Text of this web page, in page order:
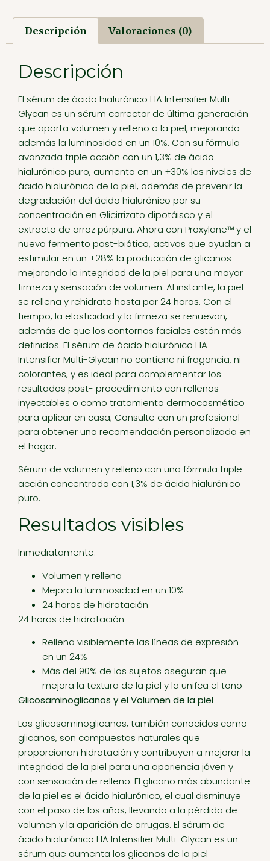
Descripción Valoraciones (0)
Descripción
El sérum de ácido hialurónico HA Intensifier Multi-
Glycan es un sérum corrector de última generación
que aporta volumen y relleno a la piel, mejorando
además la luminosidad en un 10%. Con su fórmula
avanzada triple acción con un 1,3% de ácido
hialurónico puro, aumenta en un +30% los niveles de
ácido hialurónico de la piel, además de prevenir la
degradación del ácido hialurónico por su
concentración en Glicirrizato dipotáisco y el
extracto de arroz púrpura. Ahora con Proxylane™ y el
nuevo fermento post-biótico, activos que ayudan a
estimular en un +28% la producción de glicanos
mejorando la integridad de la piel para una mayor
firmeza y sensación de volumen. Al instante, la piel
se rellena y rehidrata hasta por 24 horas. Con el
tiempo, la elasticidad y la firmeza se renuevan,
además de que los contornos faciales están más
definidos. El sérum de ácido hialurónico HA
Intensifier Multi-Glycan no contiene ni fragancia, ni
colorantes, y es ideal para complementar los
resultados post- procedimiento con rellenos
inyectables o como tratamiento dermocosmético
para aplicar en casa; Consulte con un profesional
para obtener una recomendación personalizada en
el hogar.
Sérum de volumen y relleno con una fórmula triple
acción concentrada con 1,3% de ácido hialurónico
puro.
Resultados visibles
Inmediatamente:
Volumen y relleno
Mejora la luminosidad en un 10%
24 horas de hidratación
24 horas de hidratación
Rellena visiblemente las líneas de expresión
en un 24%
Más del 90% de los sujetos aseguran que
mejora la textura de la piel y la unifca el tono
Glicosaminoglicanos y el Volumen de la piel
Los glicosaminoglicanos, también conocidos como
glicanos, son compuestos naturales que
proporcionan hidratación y contribuyen a mejorar la
integridad de la piel para una apariencia jóven y
con sensación de relleno. El glicano más abundante
de la piel es el ácido hialurónico, el cual disminuye
con el paso de los años, llevando a la pérdida de
volumen y la aparición de arrugas. El sérum de
ácido hialurónico HA Intensifier Multi-Glycan es un
sérum que aumenta los glicanos de la piel